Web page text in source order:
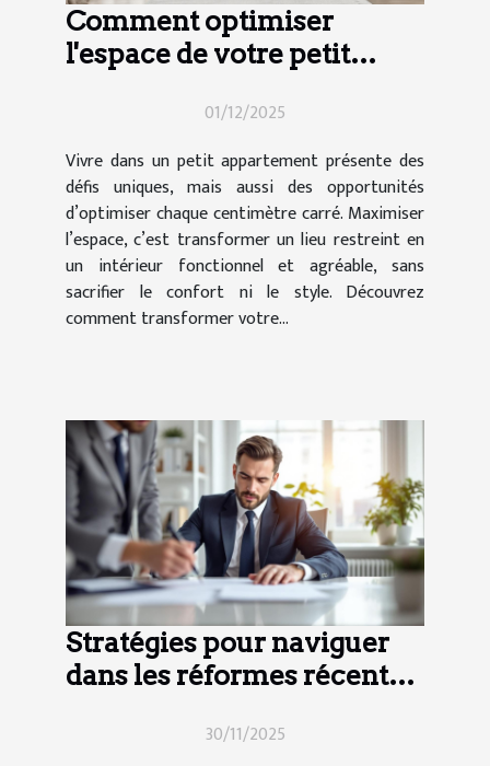
Comment optimiser
l'espace de votre petit
01/12/2025
Vivre dans un petit appartement présente des
défis uniques, mais aussi des opportunités
d’optimiser chaque centimètre carré. Maximiser
l’espace, c’est transformer un lieu restreint en
un intérieur fonctionnel et agréable, sans
sacrifier le confort ni le style. Découvrez
comment transformer votre...
Stratégies pour naviguer
dans les réformes récentes
30/11/2025